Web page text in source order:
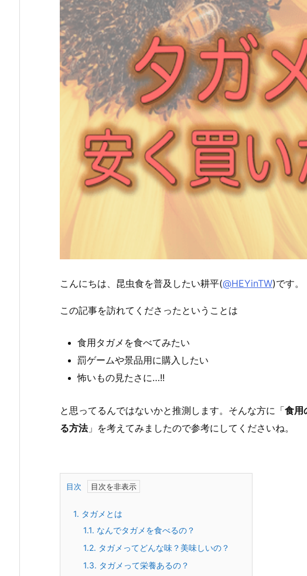
こんにちは、昆虫食を普及したい耕平(@HEYinTW)です。
この記事を訪れてくださったということは
食用タガメを食べてみたい
罰ゲームや景品用に購入したい
怖いもの見たさに…!!
と思ってるんではないかと推測します。そんな方に「食用
る方法」を考えてみましたので参考にしてくださいね。
目次
1. タガメとは
1.1. なんでタガメを食べるの？
1.2. タガメってどんな味？美味しいの？
1.3. タガメって栄養あるの？